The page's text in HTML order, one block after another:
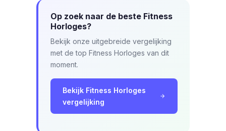
Op zoek naar de beste Fitness
Horloges?
Bekijk onze uitgebreide vergelijking
met de top Fitness Horloges van dit
moment.
Bekijk Fitness Horloges
vergelijking